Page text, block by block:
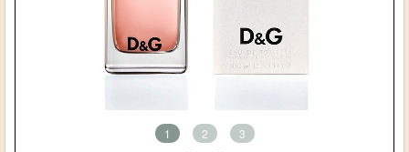
1 2 3